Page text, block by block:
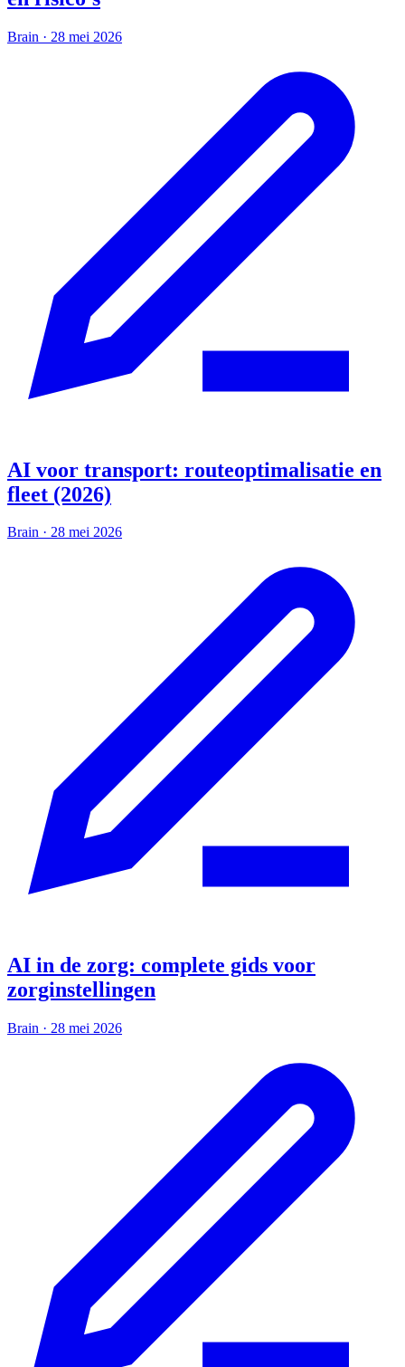
Brain · 28 mei 2026
AI voor transport: routeoptimalisatie en
fleet (2026)
Brain · 28 mei 2026
AI in de zorg: complete gids voor
zorginstellingen
Brain · 28 mei 2026